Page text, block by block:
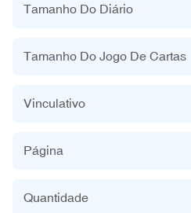
Tamanho Do Diário
Tamanho Do Jogo De Cartas
Vinculativo
Página
Quantidade